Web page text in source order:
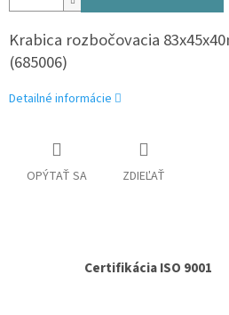
Krabica rozbočovacia
(685006)
Detailné informácie
OPÝTAŤ SA ZDIEĽAŤ
Certifikácia ISO 9001